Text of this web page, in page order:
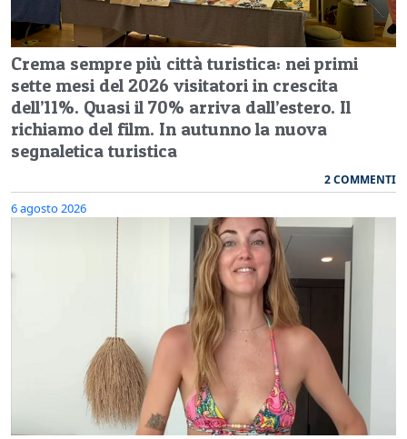
Crema sempre più città turistica: nei primi
sette mesi del 2026 visitatori in crescita
dell’11%. Quasi il 70% arriva dall’estero. Il
richiamo del film. In autunno la nuova
segnaletica turistica
2 COMMENTI
6 agosto 2026